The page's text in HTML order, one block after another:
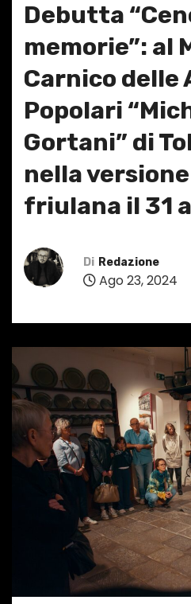
Debutta
memorie”: al
Carnico delle
Popolari
Gortani” di
nella
friulana il 31
Di Redazione
Ago 23, 2024